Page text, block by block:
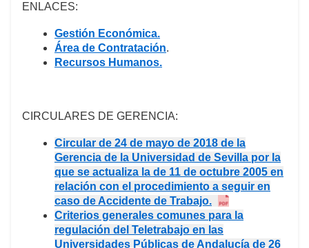
ENLACES:
Gestión Económica.
Área de Contratación.
Recursos Humanos.
CIRCULARES DE GERENCIA:
Circular de 24 de mayo de 2018 de la
Gerencia de la Universidad de Sevilla por la
que se actualiza la de 11 de octubre 2005 en
relación con el procedimiento a seguir en
caso de Accidente de Trabajo.
Criterios generales comunes para la
regulación del Teletrabajo en las
Universidades Públicas de Andalucía de 26